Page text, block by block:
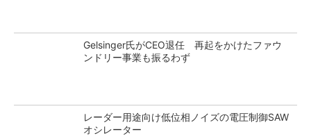
Gelsinger氏がCEO退任 再起をかけたファウ
ンドリー事業も振るわず
レーダー用途向け低位相ノイズの電圧制御SAW
オシレーター